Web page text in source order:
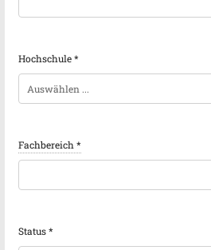
Hochschule*
Fachbereich*
Status*